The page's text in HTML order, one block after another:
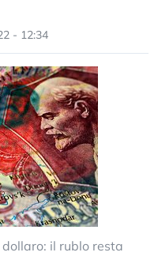
- 12:34
il rublo resta